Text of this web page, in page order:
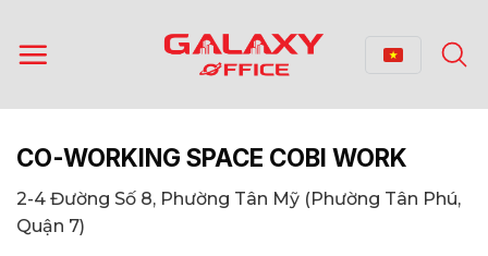
qua
nội
CO-WORKING SPACE COBI WORK
2-4 Đường Số 8, Phường Tân Mỹ (Phường Tân Phú,
Quận 7)